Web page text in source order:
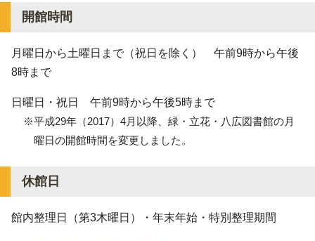
開館時間
月曜日から土曜日まで（祝日を除く） 午前9時から午後
8時まで
日曜日・祝日 午前9時から午後5時まで
※平成29年（2017）4月以降、緑・立花・八広図書館の月
曜日の開館時間を変更しました。
休館日
館内整理日（第3木曜日）・年末年始・特別整理期間